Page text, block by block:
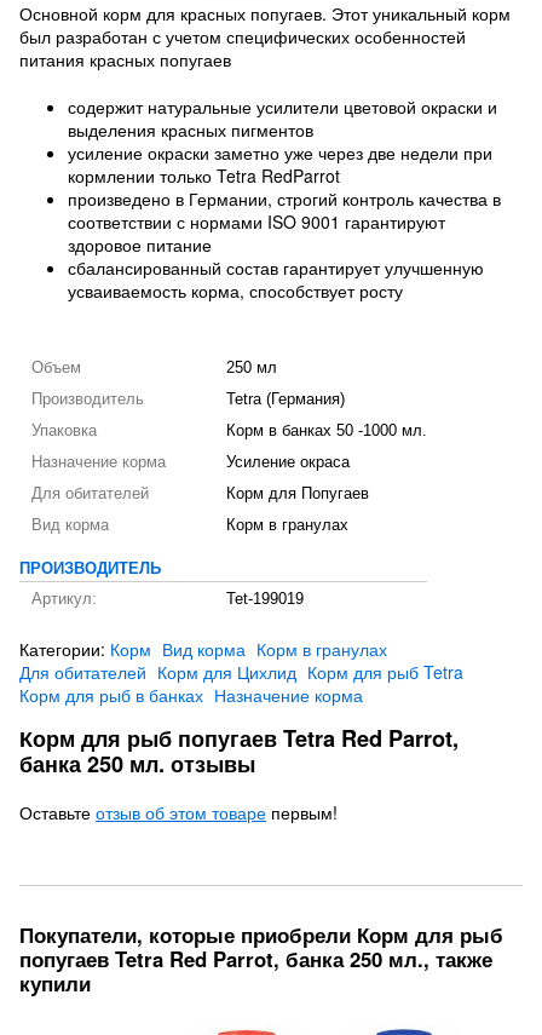
Основной корм для красных попугаев. Этот уникальный корм
был разработан с учетом специфических особенностей
питания красных попугаев
содержит натуральные усилители цветовой окраски и
выделения красных пигментов
усиление окраски заметно уже через две недели при
кормлении только Tetra RedParrot
произведено в Германии, строгий контроль качества в
соответствии с нормами ISO 9001 гарантируют
здоровое питание
сбалансированный состав гарантирует улучшенную
усваиваемость корма, способствует росту
Объем
250 мл
Производитель
Tetra (Германия)
Упаковка
Корм в банках 50 -1000 мл.
Назначение корма
Усиление окраса
Для обитателей
Корм для Попугаев
Вид корма
Корм в гранулах
ПРОИЗВОДИТЕЛЬ
Артикул:
Tet-199019
Категории: Корм Вид корма Корм в гранулах
Для обитателей Корм для Цихлид Корм для рыб Tetra
Корм для рыб в банках Назначение корма
Корм для рыб попугаев Tetra Red Parrot,
банка 250 мл. отзывы
Оставьте отзыв об этом товаре первым!
Покупатели, которые приобрели Корм для рыб
попугаев Tetra Red Parrot, банка 250 мл., также
купили